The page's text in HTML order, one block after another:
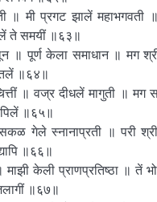
॥ मी प्रगट झालें महाभगवती
ते समयीं ॥६३॥
॥ पूर्ण केला समाधान ॥ मग
॥६४॥
॥ वज्र दीधलें मागुती ॥
॥६५॥
गेले स्नानाप्रती ॥ परी
॥६६॥
माझी केली प्राणप्रतिष्ठा ॥ तें
॥६७॥